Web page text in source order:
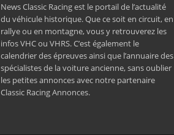
News Classic Racing est le portail de l’actualité
du véhicule historique. Que ce soit en circuit, en
rallye ou en montagne, vous y retrouverez les
infos VHC ou VHRS. C’est également le
calendrier des épreuves ainsi que l’annuaire des
spécialistes de la voiture ancienne, sans oublier
les petites annonces avec notre partenaire
Classic Racing Annonces.